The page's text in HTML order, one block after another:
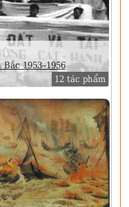
1953–1956
12 tác phẩm